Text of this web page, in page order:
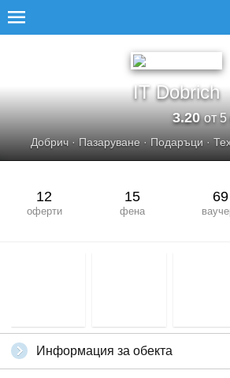
IT Dobrich
3.20от 5
Добрич· Пазаруване· Подаръци·
12
оферти
15
фена
69
Информация за обекта